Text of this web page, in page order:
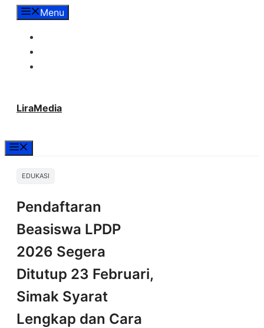
LangsungMenu
LiraMedia
EDUKASI
Pendaftaran
Beasiswa LPDP
2026 Segera
Ditutup 23 Februari,
Simak Syarat
Lengkap dan Cara